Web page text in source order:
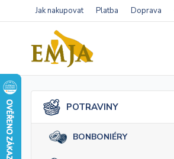
Jak nakupovat Platba Doprava
POTRAVINY
BONBONIÉRY